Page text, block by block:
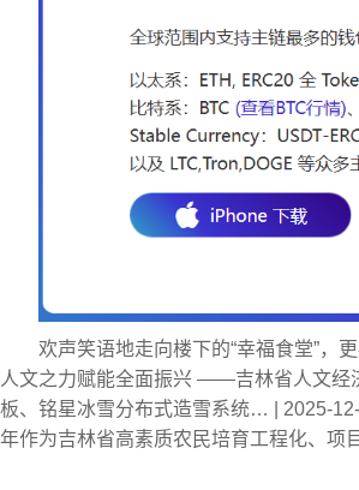
欢声笑语地走向楼下的“幸福食堂”，
人文之力赋能全面振兴 ——吉林省人文经
板、铭星冰雪分布式造雪系统… | 2025-
年作为吉林省高素质农民培育工程化、项